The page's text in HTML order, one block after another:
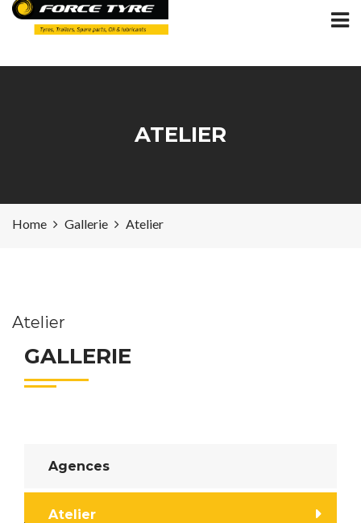
ATELIER
Home Gallerie Atelier
Atelier
GALLERIE
Agences
Atelier